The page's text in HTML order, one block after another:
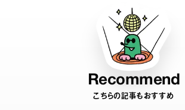
Recommend
こちらの記事もおすすめ